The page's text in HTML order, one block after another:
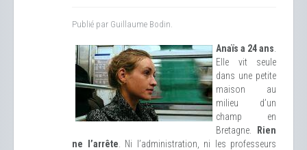
Publié par Guillaume Bodin.
Anaïs a 24 ans
Elle vit seule
dans une petite
maison au
milieu d’un
champ en
Bretagne.
Rien
ne l’arrête . Ni l’administration, ni les professeurs